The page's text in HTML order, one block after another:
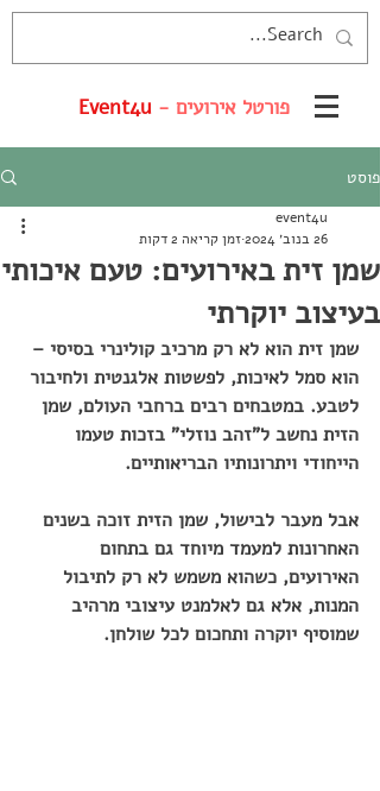
פורטל אירועים - Event4u
פוסט
שמן זית באירועים: טעם איכותי
בעיצוב יוקרתי
event4u
26 בנוב׳ 2024
זמן קריאה 2 דקות
שמן זית הוא לא רק מרכיב קולינרי בסיסי –
הוא סמל לאיכות, לפשטות אלגנטית ולחיבור
לטבע. במטבחים רבים ברחבי העולם, שמן
הזית נחשב ל"זהב נוזלי" בזכות טעמו
הייחודי ויתרונותיו הבריאותיים.
אבל מעבר לבישול, שמן הזית זוכה בשנים
האחרונות למעמד מיוחד גם בתחום
האירועים, כשהוא משמש לא רק לתיבול
המנות, אלא גם לאלמנט עיצובי מרהיב
שמוסיף יוקרה ותחכום לכל שולחן.